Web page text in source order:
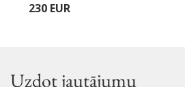
230 EUR
Uzdot jautājumu